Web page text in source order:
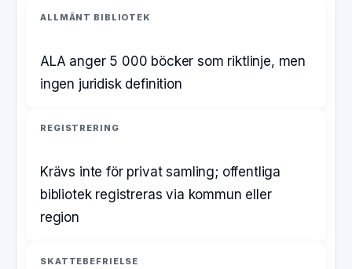
ALLMÄNT BIBLIOTEK
ALA anger 5 000 böcker som riktlinje, men
ingen juridisk definition
REGISTRERING
Krävs inte för privat samling; offentliga
bibliotek registreras via kommun eller
region
SKATTEBEFRIELSE